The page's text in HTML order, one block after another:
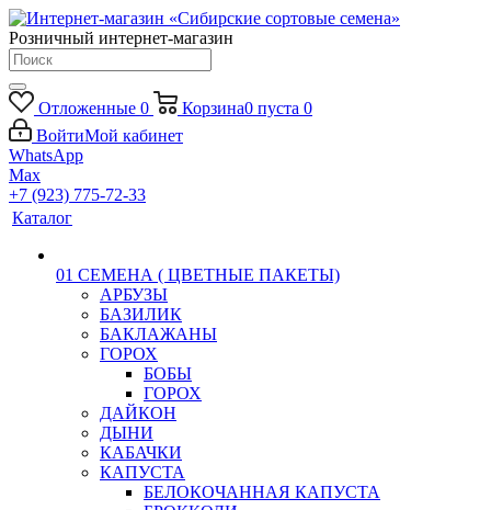
Розничный интернет-магазин
Отложенные 0 Корзина0 пуста 0
ВойтиМой кабинет
WhatsApp
Max
+7 (923) 775-72-33
Каталог
01 СЕМЕНА ( ЦВЕТНЫЕ ПАКЕТЫ)
АРБУЗЫ
БАЗИЛИК
БАКЛАЖАНЫ
ГОРОХ
БОБЫ
ГОРОХ
ДАЙКОН
ДЫНИ
КАБАЧКИ
КАПУСТА
БЕЛОКОЧАННАЯ КАПУСТА